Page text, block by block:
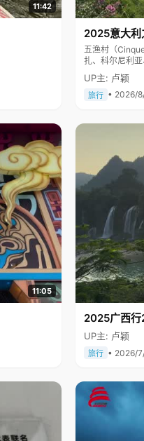
11:42
2025意大利
五渔村（
扎、科尔尼利
色彩斑斓，
UP主: 卢颖
旅行 • 2026/
11:05
2025广西行
UP主: 卢颖
旅行 • 2026/